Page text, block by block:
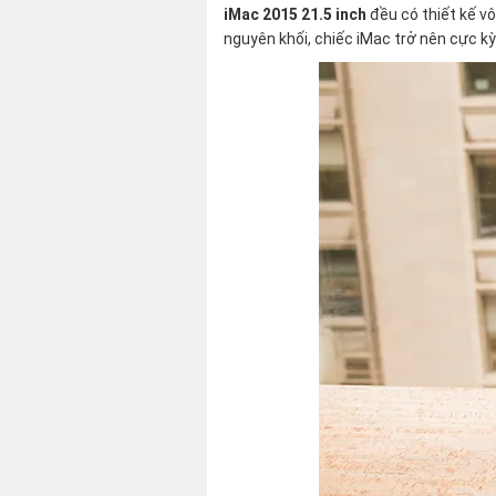
iMac 2015 21.5 inch đều có thiết kế
nguyên khối, chiếc iMac trở nên cực